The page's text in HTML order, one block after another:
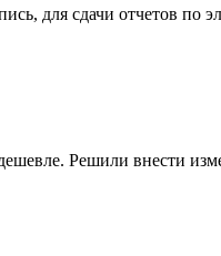
для сдачи отчетов по
Решили внести